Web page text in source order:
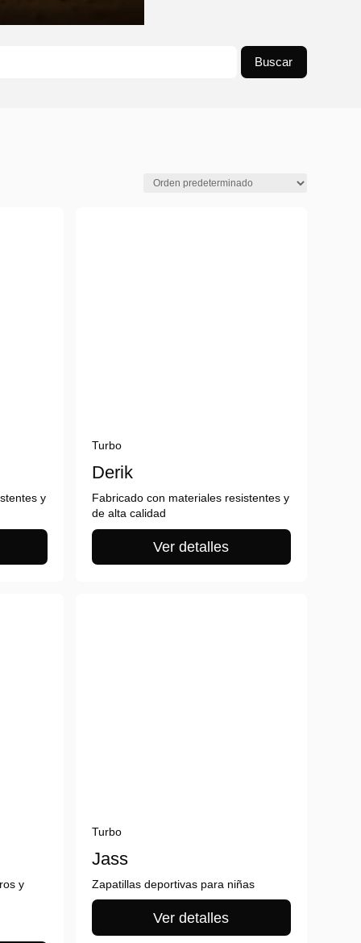
Buscar
y
Turbo
Derik
Fabricado con materiales resistentes y
de alta calidad
Ver detalles
y
Turbo
Jass
Zapatillas deportivas para niñas
Ver detalles